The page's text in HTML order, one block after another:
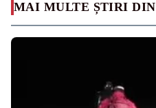
MAI MULTE ȘTIRI DIN